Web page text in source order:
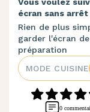
écran sans arrêt
Rien de plus
garder l'écran
préparation
MODE CUISINE
0